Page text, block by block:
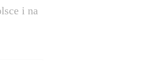
i na